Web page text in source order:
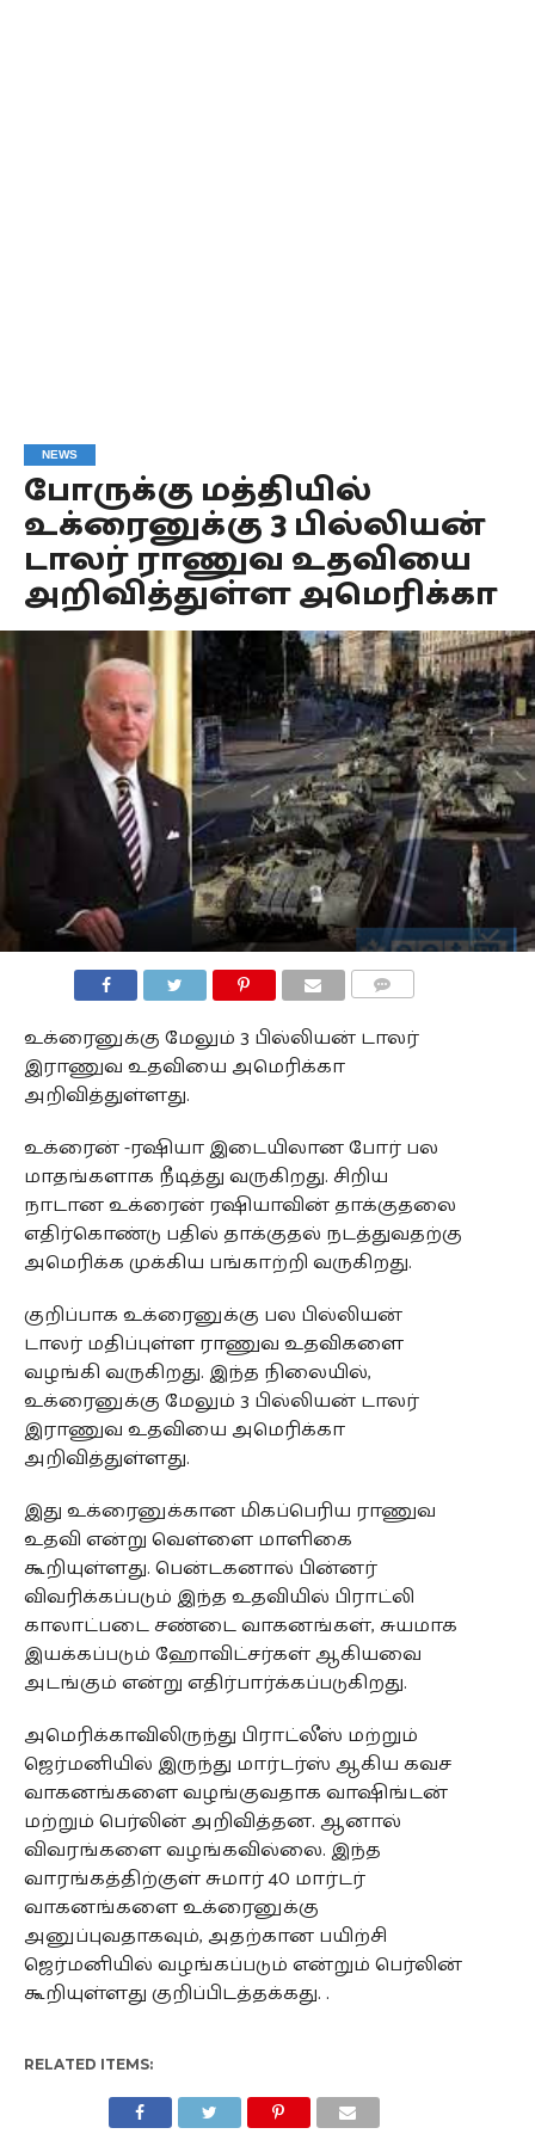
NEWS
போருக்கு மத்தியில்
உக்ரைனுக்கு 3 பில்லியன்
டாலர் ராணுவ உதவியை
அறிவித்துள்ள அமெரிக்கா
உக்ரைனுக்கு மேலும் 3 பில்லியன் டாலர்
இராணுவ உதவியை அமெரிக்கா
அறிவித்துள்ளது.
உக்ரைன் -ரஷியா இடையிலான போர் பல
மாதங்களாக நீடித்து வருகிறது. சிறிய
நாடான உக்ரைன் ரஷியாவின் தாக்குதலை
எதிர்கொண்டு பதில் தாக்குதல் நடத்துவதற்கு
அமெரிக்க முக்கிய பங்காற்றி வருகிறது.
குறிப்பாக உக்ரைனுக்கு பல பில்லியன்
டாலர் மதிப்புள்ள ராணுவ உதவிகளை
வழங்கி வருகிறது. இந்த நிலையில்,
உக்ரைனுக்கு மேலும் 3 பில்லியன் டாலர்
இராணுவ உதவியை அமெரிக்கா
அறிவித்துள்ளது.
இது உக்ரைனுக்கான மிகப்பெரிய ராணுவ
உதவி என்று வெள்ளை மாளிகை
கூறியுள்ளது. பென்டகனால் பின்னர்
விவரிக்கப்படும் இந்த உதவியில் பிராட்லி
காலாட்படை சண்டை வாகனங்கள், சுயமாக
இயக்கப்படும் ஹோவிட்சர்கள் ஆகியவை
அடங்கும் என்று எதிர்பார்க்கப்படுகிறது.
அமெரிக்காவிலிருந்து பிராட்லீஸ் மற்றும்
ஜெர்மனியில் இருந்து மார்டர்ஸ் ஆகிய கவச
வாகனங்களை வழங்குவதாக வாஷிங்டன்
மற்றும் பெர்லின் அறிவித்தன. ஆனால்
விவரங்களை வழங்கவில்லை. இந்த
வாரங்கத்திற்குள் சுமார் 40 மார்டர்
வாகனங்களை உக்ரைனுக்கு
அனுப்புவதாகவும், அதற்கான பயிற்சி
ஜெர்மனியில் வழங்கப்படும் என்றும் பெர்லின்
கூறியுள்ளது குறிப்பிடத்தக்கது. .
RELATED ITEMS: